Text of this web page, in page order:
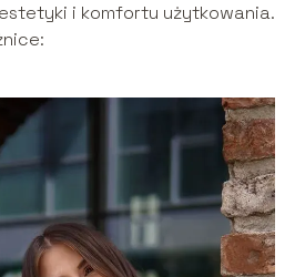
i komfortu użytkowania.